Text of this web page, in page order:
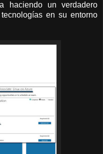
haciendo un verdadero
en su entorno